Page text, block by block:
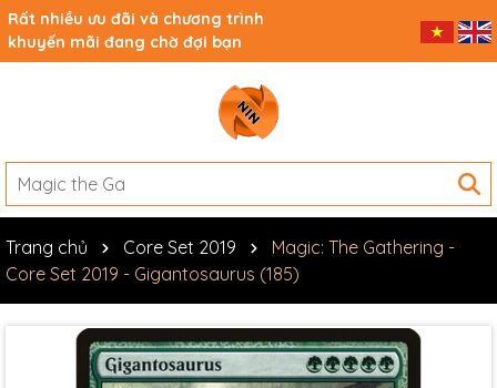
Rất nhiều ưu đãi và chương trình
khuyến mãi đang chờ đợi bạn
Trang chủ Core Set 2019
Magic: The Gathering -
Core Set 2019 - Gigantosaurus (185)